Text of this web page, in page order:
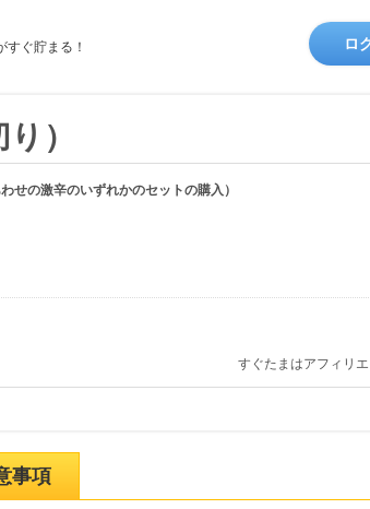
すぐ貯まる！ ロ
）
せの激辛のいずれかのセットの購入）
すぐたまはアフィリ
事項